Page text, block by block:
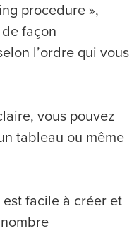
procedure »,
façon
l’ordre qui vous
vous pouvez
tableau ou même
est facile à créer et